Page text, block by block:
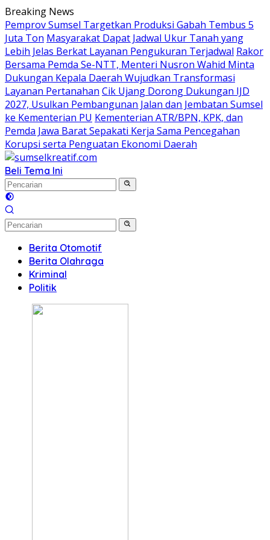
Langsung
ke
konten
Breaking News
Pemprov Sumsel Targetkan Produksi Gabah Tembus 5
Juta Ton Masyarakat Dapat Jadwal Ukur Tanah yang
Lebih Jelas Berkat Layanan Pengukuran Terjadwal Rakor
Bersama Pemda Se-NTT, Menteri Nusron Wahid Minta
Dukungan Kepala Daerah Wujudkan Transformasi
Layanan Pertanahan Cik Ujang Dorong Dukungan IJD
2027, Usulkan Pembangunan Jalan dan Jembatan Sumsel
ke Kementerian PU Kementerian ATR/BPN, KPK, dan
Pemda Jawa Barat Sepakati Kerja Sama Pencegahan
Korupsi serta Penguatan Ekonomi Daerah
Beli Tema Ini
Berita Otomotif
Berita Olahraga
Kriminal
Politik